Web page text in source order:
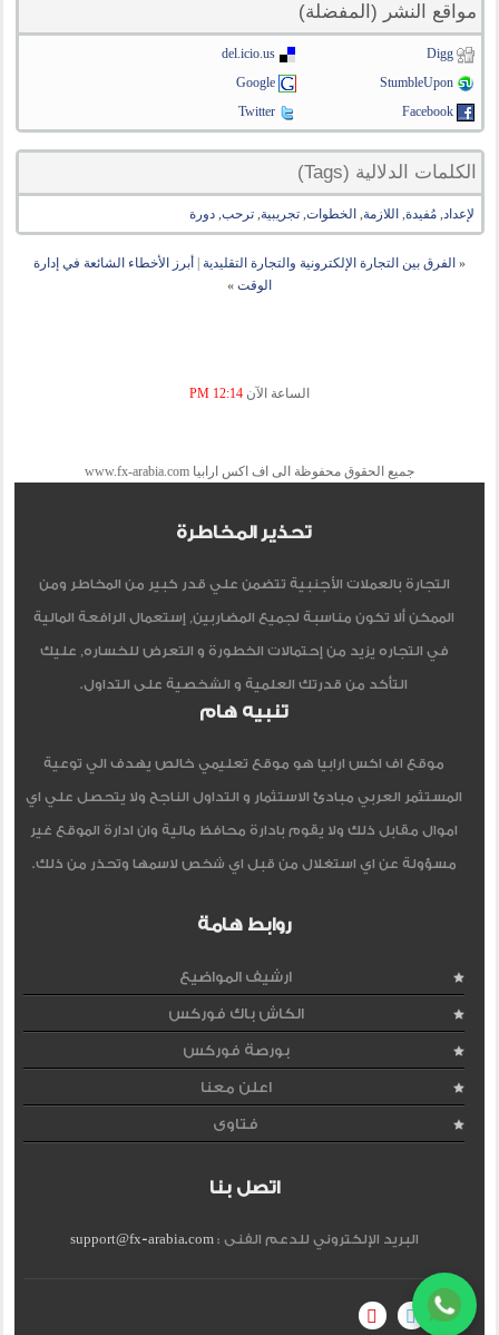
مواقع النشر (المفضلة)
Digg
del.icio.us
StumbleUpon
Google
Facebook
Twitter
الكلمات الدلالية (Tags)
لإعداد,مُفيدة, اللازمة, الخطوات,تجريبية,ترحب,دورة
« الفرق بين التجارة الإلكترونية والتجارة التقليدية
أبرز الأخطاء الشائعة في إدارة
الوقت »
الساعة الآن 12:14 PM
جميع الحقوق محفوظة الى اف اكس ارابيا www.fx-arabia.com
تحذير المخاطرة
التجارة بالعملات الأجنبية تتضمن علي قدر كبير من المخاطر ومن
الممكن ألا تكون مناسبة لجميع المضاربين, إستعمال الرافعة المالية
في التجاره يزيد من إحتمالات الخطورة و التعرض للخساره, عليك
التأكد من قدرتك العلمية و الشخصية على التداول.
تنبيه هام
موقع اف اكس ارابيا هو موقع تعليمي خالص يهدف الي توعية
المستثمر العربي مبادئ الاستثمار و التداول الناجح ولا يتحصل علي اي
اموال مقابل ذلك ولا يقوم بادارة محافظ مالية وان ادارة الموقع غير
مسؤولة عن اي استغلال من قبل اي شخص لاسمها وتحذر من ذلك.
روابط هامة
ارشيف المواضيع
الكاش باك فوركس
بورصة فوركس
اعلن معنا
فتاوى
اتصل بنا
البريد الإلكتروني للدعم الفنى :support@fx-arabia.com